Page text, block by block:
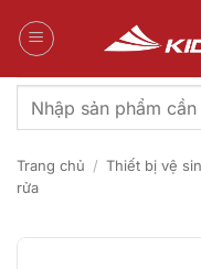
qua
Tìm
kiếm:
Trang chủ / Thiết bị vệ
rửa